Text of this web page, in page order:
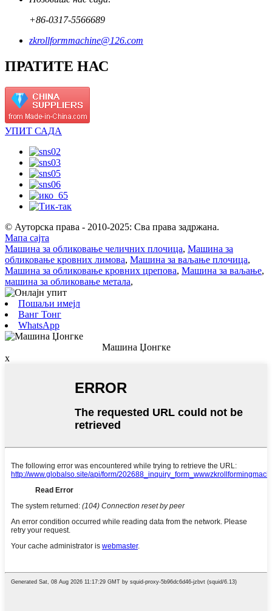
+86-0317-5566689
zkrollformmachine@126.com
ПРАТИТЕ НАС
УПИТ САДА
© Ауторска права - 2010-2025: Сва права задржана.
Мапа сајта
Машина за обликовање челичних плочица, Машина за
обликовање кровних лимова, Машина за ваљање плочица,
Машина за обликовање кровних црепова, Машина за ваљање,
машина за обликовање метала,
Пошаљи имејл
Ванг Тонг
WhatsApp
Машина Џонгке
x